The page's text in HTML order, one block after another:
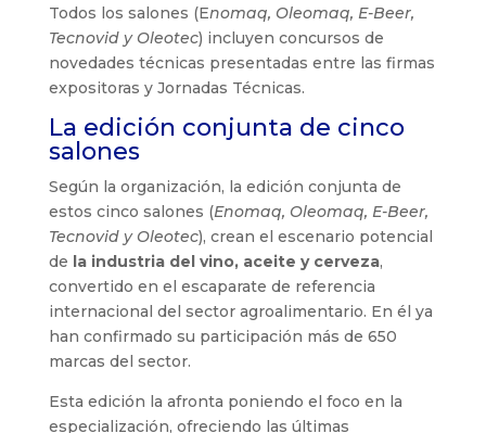
Todos los salones (Enomaq, Oleomaq, E-Beer,
Tecnovid y Oleotec) incluyen concursos de
novedades técnicas presentadas entre las firmas
expositoras y Jornadas Técnicas.
La edición conjunta de cinco
salones
Según la organización, la edición conjunta de
estos cinco salones (Enomaq, Oleomaq, E-Beer,
Tecnovid y Oleotec), crean el escenario potencial
de la industria del vino, aceite y cerveza,
convertido en el escaparate de referencia
internacional del sector agroalimentario. En él ya
han confirmado su participación más de 650
marcas del sector.
Esta edición la afronta poniendo el foco en la
especialización, ofreciendo las últimas